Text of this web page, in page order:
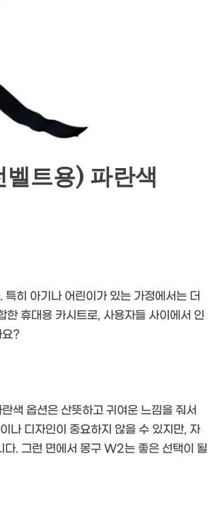
트용) 파란색
히 아기나 어린이가 있는 가정에서는 더
휴대용 카시트로, 사용자들 사이에서 인
요?
색 옵션은 산뜻하고 귀여운 느낌을 줘서
나 디자인이 중요하지 않을 수 있지만, 자
다. 그런 면에서 몽구 W2는 좋은 선택이 될